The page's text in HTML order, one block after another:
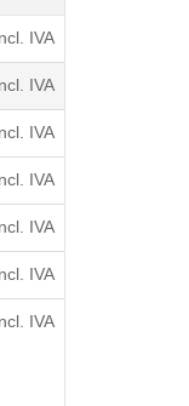
IVA
IVA
IVA
IVA
IVA
IVA
IVA